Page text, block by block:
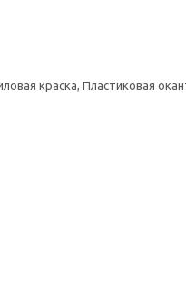
краска, Пластиковая